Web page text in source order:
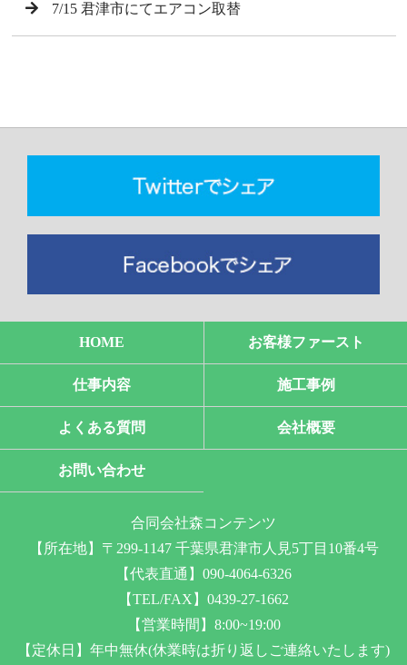
7/15 君津市にてエアコン取替
HOME お客様ファースト
仕事内容 施工事例
よくある質問 会社概要
お問い合わせ
合同会社森コンテンツ
【所在地】〒299-1147 千葉県君津市人見5丁目10番4号
【代表直通】090-4064-6326
【TEL/FAX】0439-27-1662
【営業時間】8:00~19:00
【定休日】年中無休(休業時は折り返しご連絡いたします)